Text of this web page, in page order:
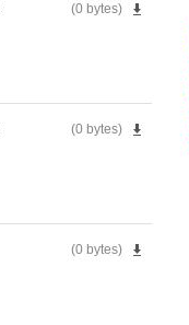
(0 bytes)
(0 bytes)
(0 bytes)